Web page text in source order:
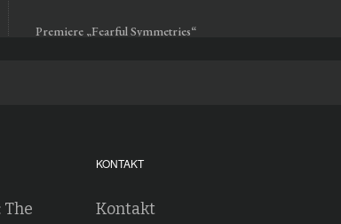
Premiere „Fearful Symmetries“
KONTAKT
Kontakt